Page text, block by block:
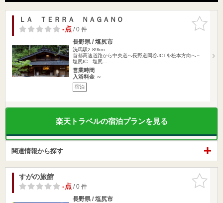
お気に入
りに追加
ＬＡ ＴＥＲＲＡ ＮＡＧＡＮＯ
-点/ 0 件
長野県 / 塩尻市
洗馬駅2.89km
首都高速道路から中央道へ長野道岡谷JCTを松本方向へ～
塩尻IC 塩尻…
営業時間
入浴料金 ～
宿泊
楽天トラベルの宿泊プランを見る
関連情報から探す
お気に入
りに追加
すがの旅館
-点/ 0 件
長野県 / 塩尻市